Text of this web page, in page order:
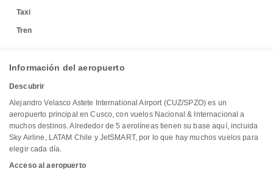
Taxi
Tren
Información del aeropuerto
Descubrir
Alejandro Velasco Astete International Airport (CUZ/SPZO) es un
aeropuerto principal en Cusco, con vuelos Nacional & Internacional a
muchos destinos. Alrededor de 5 aerolíneas tienen su base aquí, incluida
Sky Airline, LATAM Chile y JetSMART, por lo que hay muchos vuelos para
elegir cada día.
Acceso al aeropuerto